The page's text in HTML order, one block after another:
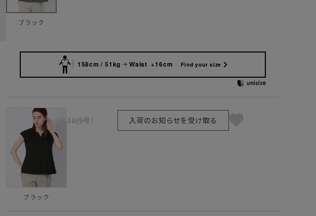
ブラック
158cm / 51kg Waist +16cm Find your size
ブラック
38(9号） 入荷のお知らせを受け取る